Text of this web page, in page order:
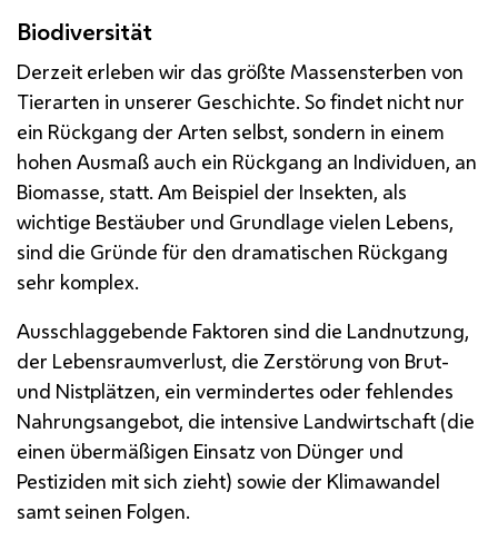
Biodiversität
Derzeit erleben wir das größte Massensterben von
Tierarten in unserer Geschichte. So findet nicht nur
ein Rückgang der Arten selbst, sondern in einem
hohen Ausmaß auch ein Rückgang an Individuen, an
Biomasse, statt. Am Beispiel der Insekten, als
wichtige Bestäuber und Grundlage vielen Lebens,
sind die Gründe für den dramatischen Rückgang
sehr komplex.
Ausschlaggebende Faktoren sind die Landnutzung,
der Lebensraumverlust, die Zerstörung von Brut-
und Nistplätzen, ein vermindertes oder fehlendes
Nahrungsangebot, die intensive Landwirtschaft (die
einen übermäßigen Einsatz von Dünger und
Pestiziden mit sich zieht) sowie der Klimawandel
samt seinen Folgen.